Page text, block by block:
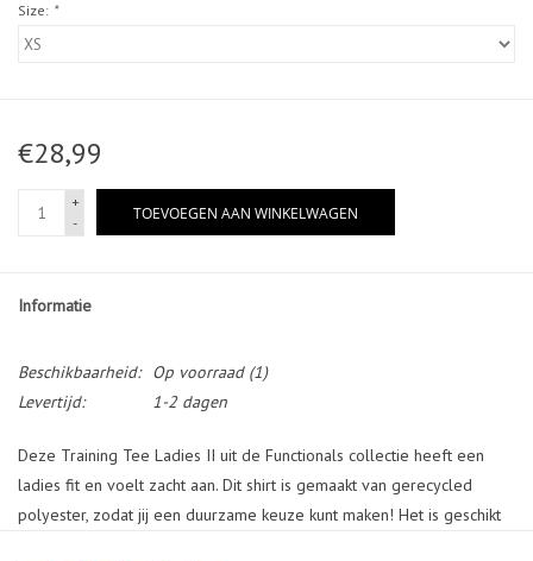
Size: *
€28,99
+
-
TOEVOEGEN AAN WINKELWAGEN
Informatie
Beschikbaarheid: Op voorraad(1)
Levertijd:
1-2 dagen
Deze Training Tee Ladies II uit de Functionals collectie heeft een
ladies fit en voelt zacht aan. Dit shirt is gemaakt van gerecycled
polyester, zodat jij een duurzame keuze kunt maken! Het is geschikt